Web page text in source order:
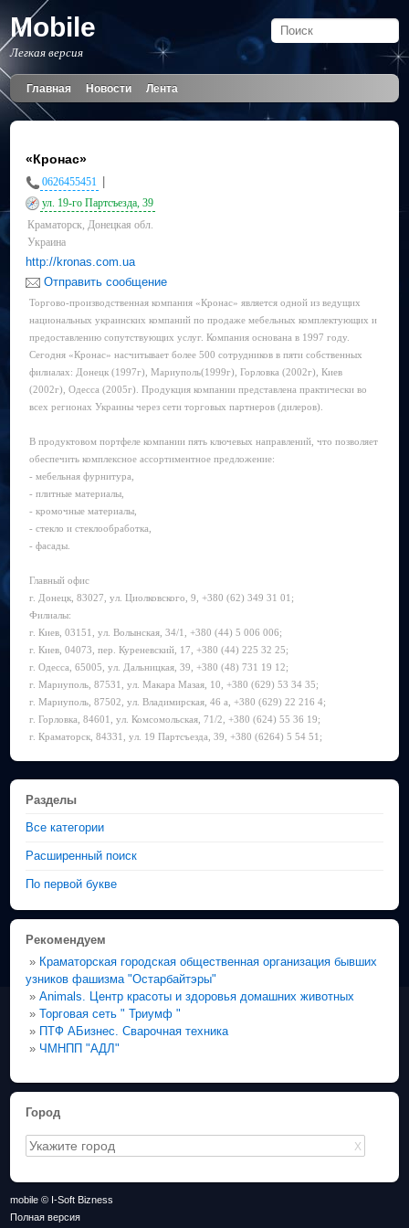
Mobile
Легкая версия
Главная Новости Лента
«Кронас»
0626455451
ул. 19-го Партсъезда, 39
Краматорск, Донецкая обл.
Украина
http://kronas.com.ua
Отправить сообщение
Торгово-производственная компания «Кронас» является одной из ведущих
национальных украинских компаний по продаже мебельных комплектующих и
предоставлению сопутствующих услуг. Компания основана в 1997 году.
Сегодня «Кронас» насчитывает более 500 сотрудников в пяти собственных
филиалах: Донецк (1997г), Мариуполь(1999г), Горловка (2002г), Киев
(2002г), Одесса (2005г). Продукция компании представлена практически во
всех регионах Украины через сети торговых партнеров (дилеров).
В продуктовом портфеле компании пять ключевых направлений, что позволяет
обеспечить комплексное ассортиментное предложение:
- мебельная фурнитура,
- плитные материалы,
- кромочные материалы,
- стекло и стеклообработка,
- фасады.
Главный офис
г. Донецк, 83027, ул. Циолковского, 9, +380 (62) 349 31 01;
Филиалы:
г. Киев, 03151, ул. Волынская, 34/1, +380 (44) 5 006 006;
г. Киев, 04073, пер. Куреневский, 17, +380 (44) 225 32 25;
г. Одесса, 65005, ул. Дальницкая, 39, +380 (48) 731 19 12;
г. Мариуполь, 87531, ул. Макара Мазая, 10, +380 (629) 53 34 35;
г. Мариуполь, 87502, ул. Владимирская, 46 а, +380 (629) 22 216 4;
г. Горловка, 84601, ул. Комсомольская, 71/2, +380 (624) 55 36 19;
г. Краматорск, 84331, ул. 19 Партсъезда, 39, +380 (6264) 5 54 51;
Разделы
Все категории
Расширенный поиск
По первой букве
Рекомендуем
» Краматорская городская общественная организация бывших
узников фашизма "Остарбайтэры"
»Animals. Центр красоты и здоровья домашних животных
»Торговая сеть " Триумф "
» ПТФ АБизнес. Сварочная техника
» ЧМНПП "АДЛ"
Город
X
mobile © I-Soft Bizness
Полная версия